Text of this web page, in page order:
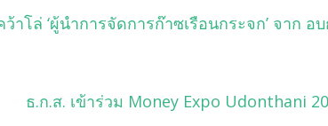
าโล่ ‘ผู้นำการจัดการก๊าซเรือนกระจก’ จาก อ
ธ.ก.ส. เข้าร่วม Money Expo Udonthani